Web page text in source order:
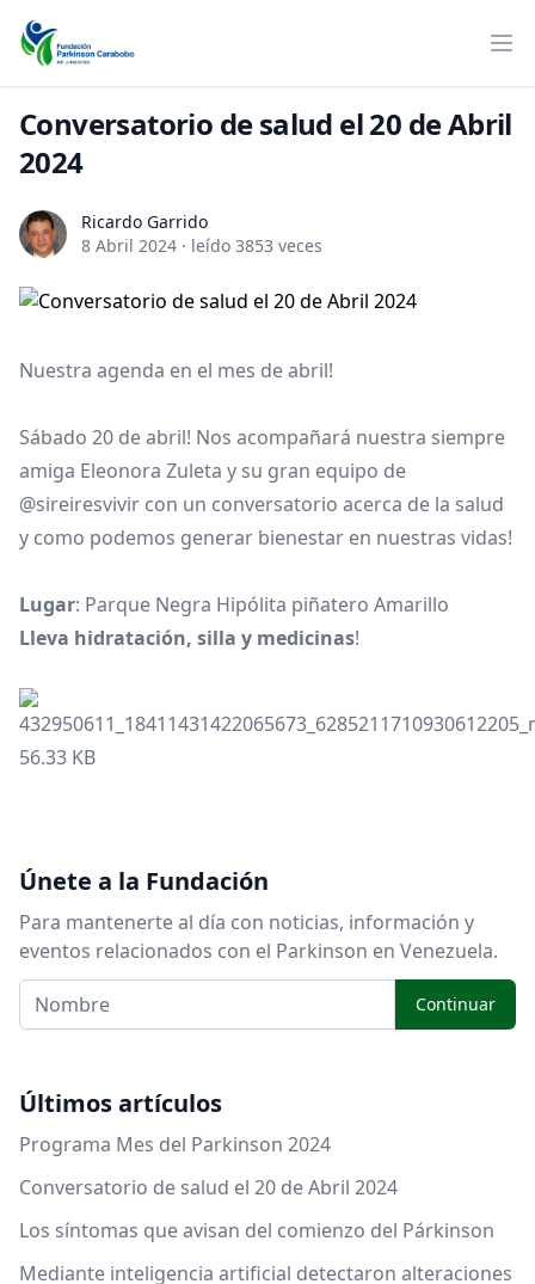
Conversatorio de salud el 20 de Abril
2024
Ricardo Garrido
Ricardo Garrido
8 Abril 2024 · leído 3853 veces
Nuestra agenda en el mes de abril!
Sábado 20 de abril! Nos acompañará nuestra siempre
amiga Eleonora Zuleta y su gran equipo de
@sireiresvivir con un conversatorio acerca de la salud
y como podemos generar bienestar en nuestras vidas!
Lugar: Parque Negra Hipólita piñatero Amarillo
Lleva hidratación, silla y medicinas!
56.33 KB
Únete a la Fundación
Para mantenerte al día con noticias, información y
eventos relacionados con el Parkinson en Venezuela.
Continuar
Últimos artículos
Programa Mes del Parkinson 2024
Conversatorio de salud el 20 de Abril 2024
Los síntomas que avisan del comienzo del Párkinson
Mediante inteligencia artificial detectaron alteraciones